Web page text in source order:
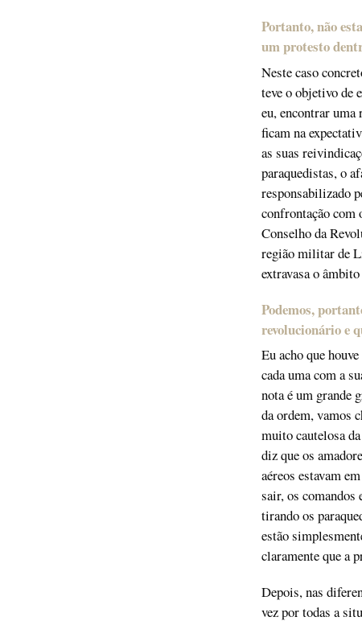
Portanto, não
um protesto
Neste caso
teve o objetivo de
eu, encontrar uma
ficam na
as suas
paraquedistas, o
responsabilizado
confrontação com
Conselho da
região militar de
extravasa o
Podemos,
revolucionário e
Eu acho que
cada uma com a
nota é um grande
da ordem, vamos
muito cautelosa
diz que os
aéreos estavam
sair, os comandos
tirando os
estão
claramente que a
Depois, nas
vez por todas a